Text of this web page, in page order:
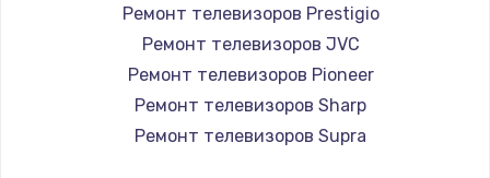
1100 руб.
Заказать
Замена шим-контроллера
Ремонт телевизоров Prestigio
Ремонт телевизоров JVC
Ремонт телевизоров Pioneer
Ремонт телевизоров Sharp
Ремонт телевизоров Supra